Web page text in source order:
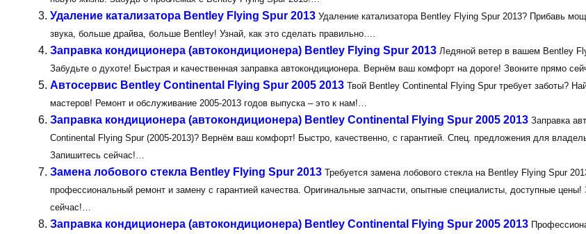
Удаление катализатора Bentley Flying Spur 2013 Удаление катализатора Bentley Flying Spur 2013? Прибавь
звука, больше драйва, больше Bentley! Узнай, как это сделать правильно….
Заправка кондиционера (автокондиционера) Bentley Flying Spur 2013 Ледяной ветер в вашем Bentley
Забудьте о духоте! Быстрая и качественная заправка автокондиционера. Вернём ваш комфорт на дороге! Звоните прямо
Автосервис Bentley Continental Flying Spur 2005 2013 Твой Bentley Continental Flying Spur требует заботы?
мастеров! Ремонт и обслуживание 2005-2013 годов выпуска – это к нам!…
Заправка кондиционера (автокондиционера) Bentley Continental Flying Spur 2005 2013 Заправка
Continental Flying Spur (2005-2013)? Вернём ваш комфорт! Быстро, качественно, с гарантией. Спец. предложения для
Запишитесь сейчас!…
Замена лобового стекла Bentley Flying Spur 2013 Требуется замена лобового стекла на Bentley Flying Spur
профессиональный ремонт и замену с гарантией качества. Оригинальные запчасти, опытные специалисты, доступные цены!
сейчас!…
Заправка кондиционера (автокондиционера) Bentley Continental Flying Spur 2005 2013